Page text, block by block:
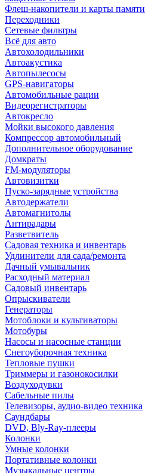
Флеш-накопители и карты памяти
Переходники
Сетевые фильтры
Всё для авто
Автохолодильники
Автоакустика
Автопылесосы
GPS-навигаторы
Автомобильные рации
Видеорегистраторы
Автокресло
Мойки высокого давления
Компрессор автомобильный
Дополнительное оборудование
Домкраты
FM-модуляторы
Автовизитки
Пуско-зарядные устройства
Автодержатели
Автомагнитолы
Антирадары
Разветвитель
Садовая техника и инвентарь
Удлинители для сада/ремонта
Дачный умывальник
Расходный материал
Садовый инвентарь
Опрыскиватели
Генераторы
Мотоблоки и культиваторы
Мотобуры
Насосы и насосные станции
Снегоуборочная техника
Тепловые пушки
Триммеры и газонокосилки
Воздуходувки
Сабельные пилы
Телевизоры, аудио-видео техника
Саундбары
DVD, Bly-Ray-плееры
Колонки
Умные колонки
Портативные колонки
Музыкальные центры